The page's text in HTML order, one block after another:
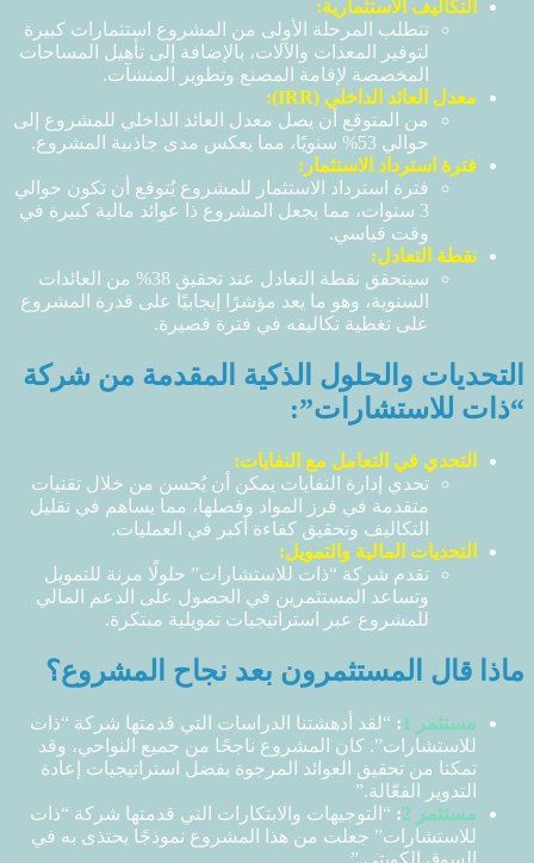
التكاليف الاستثمارية:
تتطلب المرحلة الأولى من المشروع استثمارات كبيرة
لتوفير المعدات والآلات، بالإضافة إلى تأهيل المساحات
المخصصة لإقامة المصنع وتطوير المنشآت.
معدل العائد الداخلي (IRR):
من المتوقع أن يصل معدل العائد الداخلي للمشروع إلى
حوالي 53% سنويًا، مما يعكس مدى جاذبية المشروع.
فترة استرداد الاستثمار:
فترة استرداد الاستثمار للمشروع يُتوقع أن تكون حوالي
3 سنوات، مما يجعل المشروع ذا عوائد مالية كبيرة في
وقت قياسي.
نقطة التعادل:
سيتحقق نقطة التعادل عند تحقيق 38% من العائدات
السنوية، وهو ما يعد مؤشرًا إيجابيًا على قدرة المشروع
على تغطية تكاليفه في فترة قصيرة.
التحديات والحلول الذكية المقدمة من شركة
“ذات للاستشارات”:
التحدي في التعامل مع النفايات:
تحدي إدارة النفايات يمكن أن يُحسن من خلال تقنيات
متقدمة في فرز المواد وفصلها، مما يساهم في تقليل
التكاليف وتحقيق كفاءة أكبر في العمليات.
التحديات المالية والتمويل:
تقدم شركة “ذات للاستشارات” حلولًا مرنة للتمويل
وتساعد المستثمرين في الحصول على الدعم المالي
للمشروع عبر استراتيجيات تمويلية مبتكرة.
ماذا قال المستثمرون بعد نجاح المشروع؟
مستثمر 1 : “لقد أدهشتنا الدراسات التي قدمتها شركة “ذات
للاستشارات”. كان المشروع ناجحًا من جميع النواحي، وقد
تمكنا من تحقيق العوائد المرجوة بفضل استراتيجيات إعادة
التدوير الفعّالة.”
مستثمر 2
: “التوجيهات والابتكارات التي قدمتها شركة “ذات
للاستشارات” جعلت من هذا المشروع نموذجًا يحتذى به في
السوق الكويتي.”